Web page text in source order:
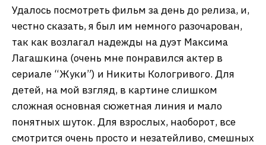
Удалось посмотреть фильм за день до релиза, и,
честно сказать, я был им немного разочарован,
так как возлагал надежды на дуэт Максима
Лагашкина (очень мне понравился актер в
сериале “Жуки”) и Никиты Кологривого. Для
детей, на мой взгляд, в картине слишком
сложная основная сюжетная линия и мало
понятных шуток. Для взрослых, наоборот, все
смотрится очень просто и незатейливо, смешных